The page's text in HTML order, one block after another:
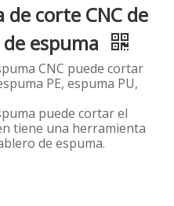
corte CNC de
espuma
CNC puede cortar
PE, espuma PU,
puede cortar el
tiene una herramienta
de espuma.